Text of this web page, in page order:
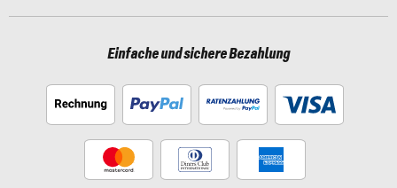
Einfache und sichere Bezahlung